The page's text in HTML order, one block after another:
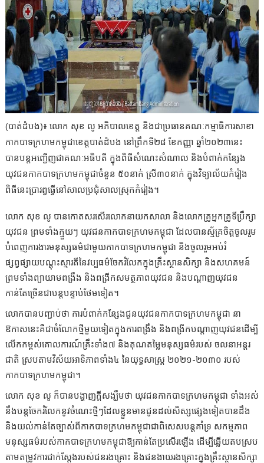
(បាត់ដំបង)៖ លោក សុខ លូ អភិបាលខេត្ត និងជាប្រធានគណៈកម្មាធិការសាខា
កាកបាទក្រហមកម្ពុជាខេត្តបាត់ដំបង នៅព្រឹកទី២៨ ខែកញ្ញា ឆ្នាំ២០២៣នេះ
បានបន្តអញ្ជើញជាគណៈអធិបតី ក្នុងពិធីសំណេះសំណាល និងបំពាក់កន្សែង
យុវជនកាកបាទក្រហមកម្ពុជាចំនួន ៥០នាក់ ស្រី៣០នាក់ ក្នុងវិទ្យាល័យកំរៀង
ពិធីនេះប្រារព្ធធ្វើនៅសាលប្រជុំសាលស្រុកកំរៀង។
លោក សុខ លូ បានកោតសរសើរលោកនាយកសាលា និងលោកគ្រូអ្នកគ្រូទីប្រឹក្សា
យុវជន ព្រមទាំងក្មួយៗ យុវជនកាកបាទក្រហមកម្ពុជា ដែលបានស្ម័គ្រចិត្តចូលរួម
បំពេញការងារមនុស្សធម៌ជាមួយកាកបាទក្រហមកម្ពុជា និងចូលរួមអប់រំ
ផ្សព្វផ្សាយបណ្ដុះស្មារតីនៃវប្បធម៌ចែករំលែកក្នុងគ្រឹះស្ថានសិក្សា និងសហគមន៍
ព្រមទាំងព្យាយាមពង្រឹង និងពង្រីកសមត្ថភាពយុវជន និងបណ្ដាញយុវជន
កាន់តែច្រើនជាបន្ដបន្ទាប់ថែមទៀត។
លោកបានបញ្ជាប់ថា ការបំពាក់កន្សែងជូនយុវជនកាកបាទក្រហមកម្ពុជា នា
ឱកាសនេះគឺជាចំណែកថ្មីមួយទៀតក្នុងការពង្រឹង និងពង្រីកបណ្ដាញយុវជនដើម្បី
លើកកម្ពស់​គោលការណ៍គ្រឹះទាំង៧ និងគុណតម្លៃមនុស្សធម៌របស់ ចលនាអន្ដរ
ជាតិ ស្របតាមវិស័យអាទិភាពទាំង៤ នៃយុទ្ធសាស្ដ្រ ២០២១-២០៣០ របស់
កាកបាទក្រហមកម្ពុជា។
លោក សុខ លូ ក៏បានបង្ហាញក្តីសង្ឃឹមថា យុវជនកាកបាទក្រហមកម្ពុជា ទាំងអស់
នឹងបន្ដចែករំលែកនូវចំណេះថ្មីៗដែលខ្លួនមានជូនដល់សិស្សផ្សេងទៀតបានដឹង
និងយល់កាន់តែច្បាស់​ពីកាកបាទក្រហមកម្ពុជាជាពិសេសបន្ដគាំទ្រ សកម្មភាព
មនុស្សធម៌របស់កាកបាទក្រហមកម្ពុជាឱ្យកាន់តែប្រសើរឡើង ដើម្បីឆ្លើយតបស្រប
តាមតម្រូវការជាក់ស្ដែងរបស់ជនរងគ្រោះ និងជនងាយរងគ្រោះក្នុងគ្រឹះស្ថានសិក្សា